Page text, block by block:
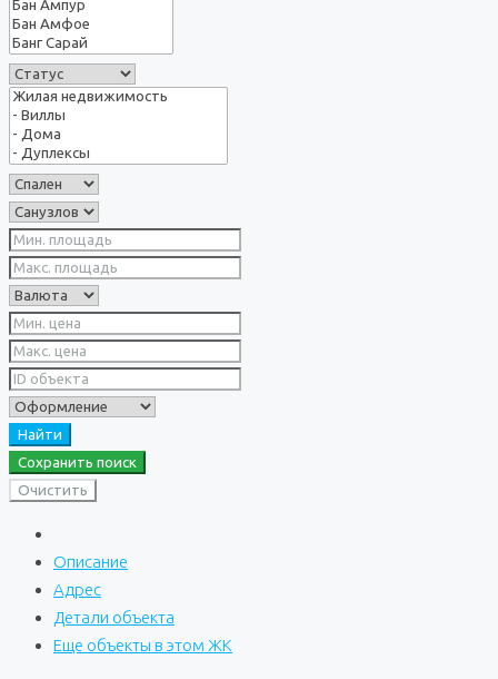
Найти
Сохранить поиск
Очистить
Описание
Адрес
Детали объекта
Еще объекты в этом ЖК